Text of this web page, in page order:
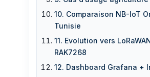
10. Comparaison NB-IoT
Tunisie
11. Evolution vers
RAK7268
12. Dashboard Grafana +